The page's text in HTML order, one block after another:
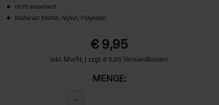
nicht waschen!
Material: Metall, Nylon, Polyester
€ 9,95
inkl. MwSt. | zzgl. € 6,95 Versandkosten
MENGE:
−